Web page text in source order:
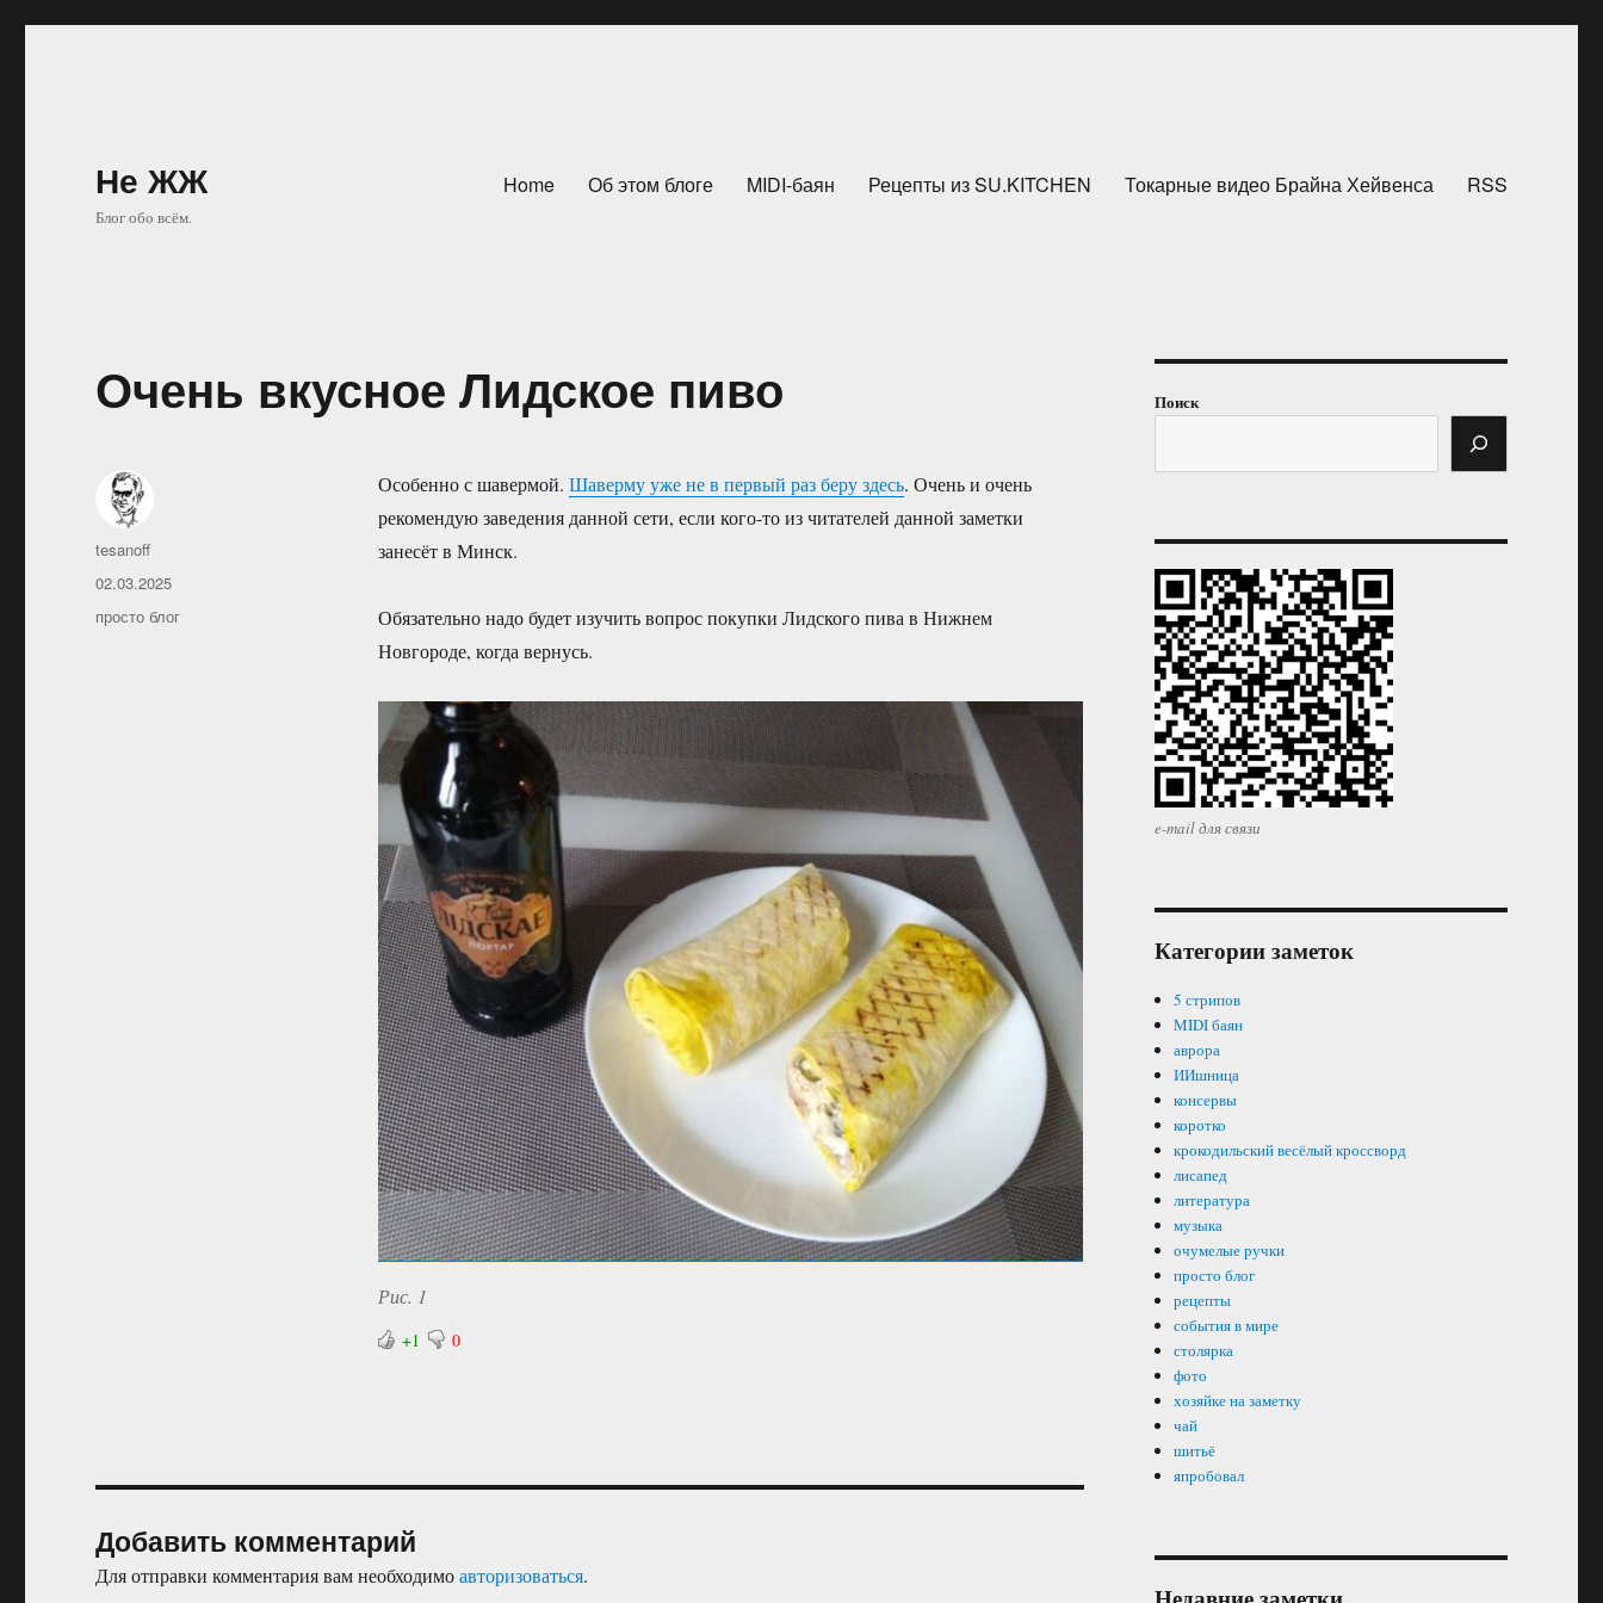
Не ЖЖ
Блог обо всём.
Home Об этом блоге MIDI-баян Рецепты из SU.KITCHEN Токарные видео Брайна Хейвенса RSS
Очень вкусное Лидское пиво
Особенно с шавермой. Шаверму уже не в первый раз беру здесь. Очень и очень
рекомендую заведения данной сети, если кого-то из читателей данной заметки
занесёт в Минск.
Обязательно надо будет изучить вопрос покупки Лидского пива в Нижнем
Новгороде, когда вернусь.
Рис. 1
+1 0
Автор
tesanoff
Опубликовано
02.03.2025
Рубрики
просто блог
Добавить комментарий
Для отправки комментария вам необходимоавторизоваться.
Поиск
e-mail для связи
Категории заметок
5 стрипов
MIDI баян
аврора
ИИшница
консервы
коротко
крокодильский весёлый кроссворд
лисапед
литература
музыка
очумелые ручки
просто блог
рецепты
события в мире
столярка
фото
хозяйке на заметку
чай
шитьё
япробовал